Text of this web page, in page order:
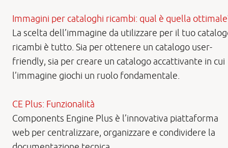
Immagini per cataloghi ricambi: qual è quella
La scelta dell’immagine da utilizzare per il tuo
ricambi è tutto. Sia per ottenere un catalogo user-
friendly, sia per creare un catalogo accattivante in cui
l’immagine giochi un ruolo fondamentale.
CE Plus: Funzionalità
Components Engine Plus è l’innovativa piattaforma
web per centralizzare, organizzare e condividere la